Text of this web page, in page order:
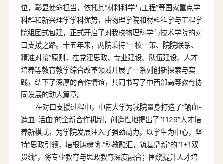
位，彰显使命担当，依托其“材料科学与工程”等国家重点学
科群和新兴理学学科优势，由物理学院和材料科学与工程学
院组团式包建，正式开启了对我校物理科学与技术学院的对
口支援之路。十五年来，两院秉持“一校一策、院院联系、
精准对接”原则，在党建思政、专业建设、队伍建设、人才
培养等教育教学综合改革领域开展了一系列创新探索与实
践，结下了深厚的合作情谊，共同书写了中西部高等教育协
同发展的动人篇章。
在对口支援过程中，中南大学为我院量身打造了“输血-
造血-活血”的全新合作机制，创造性地提出了“1129”人才培
养新模式，为学院发展注入了强劲动力。以学生为中心，坚
持“思政引领，培根铸魂”和“科教融汇，筑基鼎新”的“1+1双
贯线”，将专业教育与思政教育深度融合；围绕提升人才培